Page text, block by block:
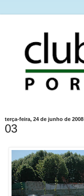
terça-feira, 24 de junho de 2008
03